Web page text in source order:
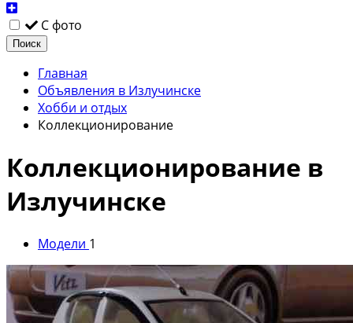
С фото
Поиск
Главная
Объявления в Излучинске
Хобби и отдых
Коллекционирование
Коллекционирование в
Излучинске
Модели 1